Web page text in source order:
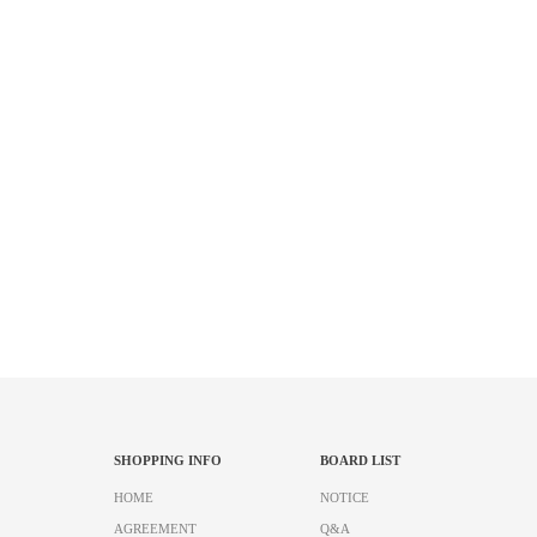
SHOPPING INFO
HOME
AGREEMENT
BOARD LIST
NOTICE
Q&A